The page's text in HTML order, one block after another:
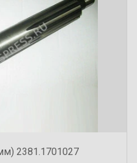
2381.1701027